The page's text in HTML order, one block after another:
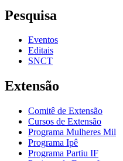
Pesquisa
Eventos
Editais
SNCT
Extensão
Comitê de Extensão
Cursos de Extensão
Programa Mulheres Mil
Programa Ipê
Programa Partiu IF